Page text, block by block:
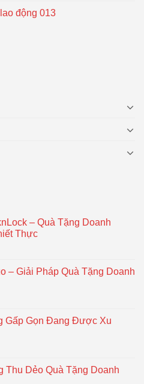
động 013
– Quà Tặng Doanh
Thực
– Giải Pháp Quà Tặng Doanh
Gấp Gọn Đang Được Xu
Thu Dẻo Quà Tặng Doanh